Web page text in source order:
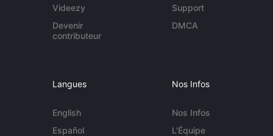
Videezy
Devenir
contributeur
Support
DMCA
Langues
English
Español
Nos Infos
Nos Infos
L'Équipe